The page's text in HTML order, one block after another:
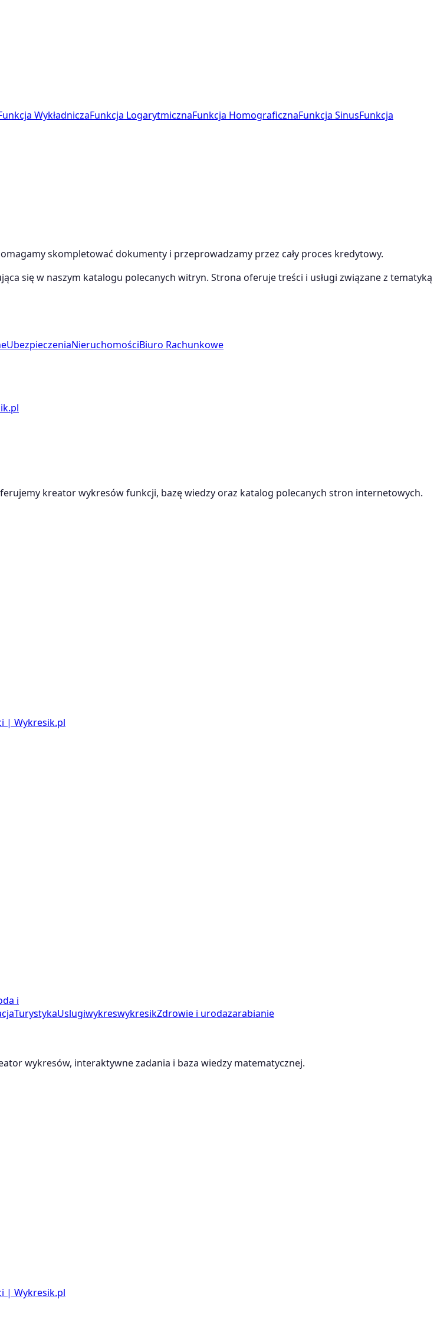
WykładniczaFunkcja LogarytmicznaFunkcja HomograficznaFunkcja SinusFunkcja
skompletować dokumenty i przeprowadzamy przez cały proces kredytowy.
się w naszym katalogu polecanych witryn. Strona oferuje treści i usługi związane z tematyką
UbezpieczeniaNieruchomościBiuro Rachunkowe
kreator wykresów funkcji, bazę wiedzy oraz katalog polecanych stron internetowych.
| Wykresik.pl
i
TurystykaUslugiwykreswykresikZdrowie i urodazarabianie
wykresów, interaktywne zadania i baza wiedzy matematycznej.
| Wykresik.pl